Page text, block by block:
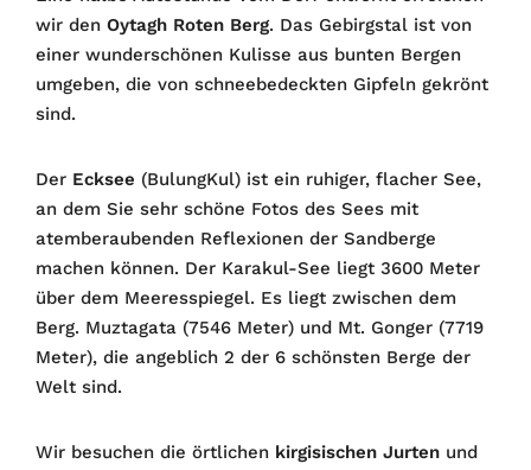
wir den Oytagh Roten Berg. Das Gebirgstal ist von
einer wunderschönen Kulisse aus bunten Bergen
umgeben, die von schneebedeckten Gipfeln gekrönt
sind.
Der Ecksee (BulungKul) ist ein ruhiger, flacher See,
an dem Sie sehr schöne Fotos des Sees mit
atemberaubenden Reflexionen der Sandberge
machen können. Der Karakul-See liegt 3600 Meter
über dem Meeresspiegel. Es liegt zwischen dem
Berg. Muztagata (7546 Meter) und Mt. Gonger (7719
Meter), die angeblich 2 der 6 schönsten Berge der
Welt sind.
Wir besuchen die örtlichen kirgisischen Jurten und